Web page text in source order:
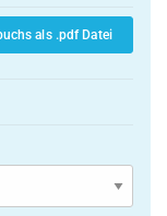
als .pdf Datei